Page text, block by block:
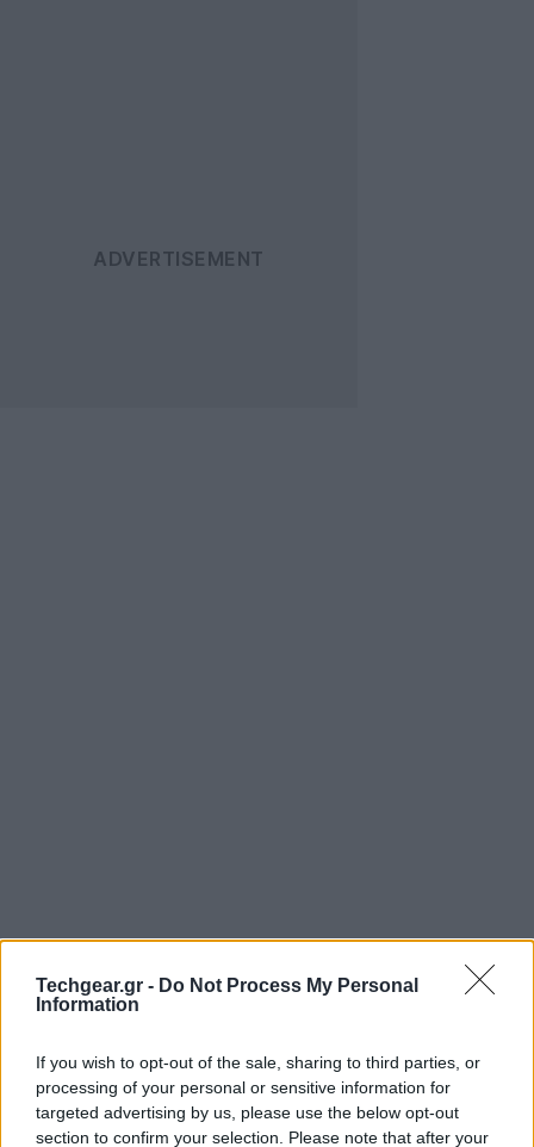
Techgear.gr - Do Not Process My Personal
Information
If you wish to opt-out of the sale, sharing to third parties, or
processing of your personal or sensitive information for
targeted advertising by us, please use the below opt-out
section to confirm your selection. Please note that after your
Όσοι χρησιμοποιείτε τονGoogle Chromebrowser
προφανώς έχετε συνηθίσει να πραγματοποιείτε
εδώ και μερικές ώρες υπάρχουν αναφορές από
αρκετούς χρήστες (ανάμεσα τους κι εγώ) ότι μόλις
επιχειρήσουν μια αναζήτηση με τον προαναφερθέντα